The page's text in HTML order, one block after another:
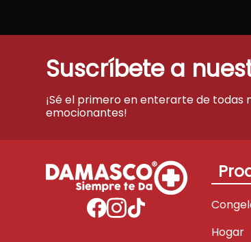
Suscríbete a
¡Sé el primero en enterarte de todas
emocionantes!
Hogar